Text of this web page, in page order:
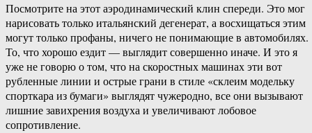
Посмотрите на этот аэродинамический клин спереди. Это мог
нарисовать только итальянский дегенерат, а восхищаться этим
могут только профаны, ничего не понимающие в автомобилях.
То, что хорошо ездит — выглядит совершенно иначе. И это я
уже не говорю о том, что на скоростных машинах эти вот
рубленные линии и острые грани в стиле «склеим модельку
спорткара из бумаги» выглядят чужеродно, все они вызывают
лишние завихрения воздуха и увеличивают лобовое
сопротивление.